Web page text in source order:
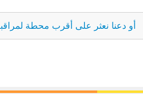
أو دعنا نعثر على أقرب محطة